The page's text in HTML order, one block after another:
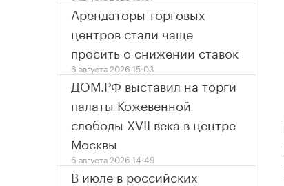
Арендаторы торговых
центров стали чаще
просить о снижении ставок
6 августа 2026 15:03
ДОМ.РФ выставил на торги
палаты Кожевенной
слободы XVII века в центре
Москвы
6 августа 2026 14:49
В июле в российских